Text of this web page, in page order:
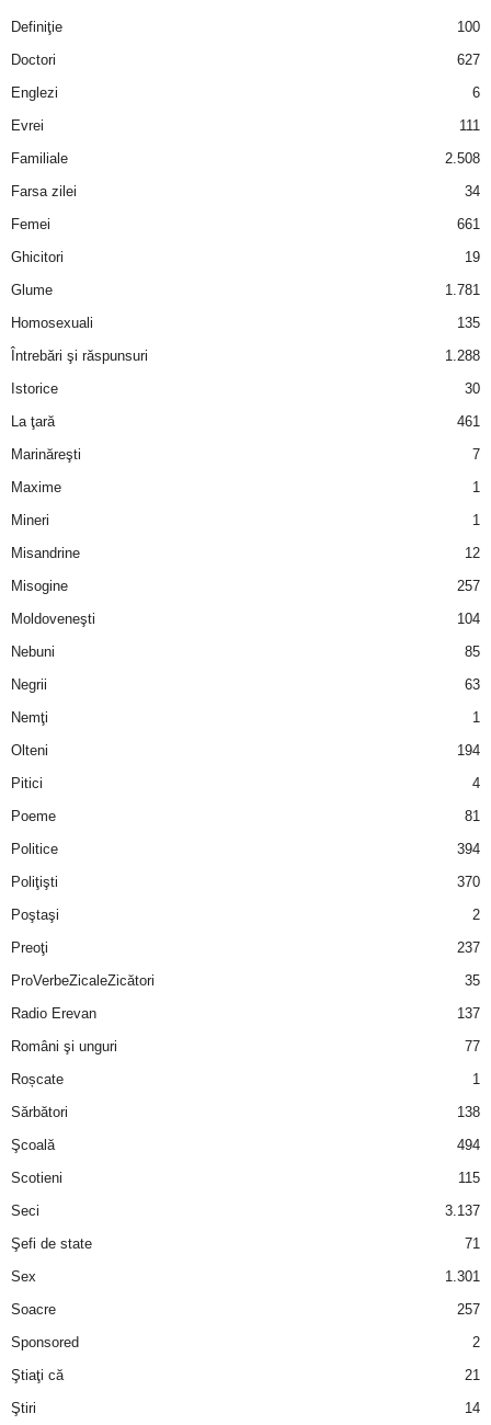
Definiţie
100
Doctori
627
Englezi
6
Evrei
111
Familiale
2.508
Farsa zilei
34
Femei
661
Ghicitori
19
Glume
1.781
Homosexuali
135
Întrebări şi răspunsuri
1.288
Istorice
30
La ţară
461
Marinăreşti
7
Maxime
1
Mineri
1
Misandrine
12
Misogine
257
Moldoveneşti
104
Nebuni
85
Negrii
63
Nemţi
1
Olteni
194
Pitici
4
Poeme
81
Politice
394
Poliţişti
370
Poştaşi
2
Preoţi
237
ProVerbeZicaleZicători
35
Radio Erevan
137
Români şi unguri
77
Roșcate
1
Sărbători
138
Şcoală
494
Scotieni
115
Seci
3.137
Şefi de state
71
Sex
1.301
Soacre
257
Sponsored
2
Ştiaţi că
21
Ştiri
14